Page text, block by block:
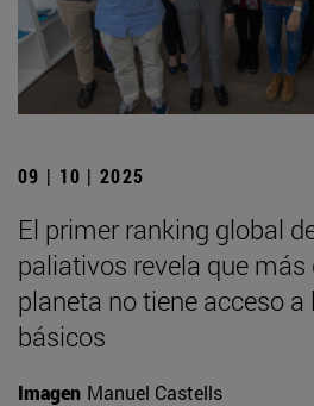
09 | 10 | 2025
El primer ranking global
paliativos revela que más
planeta no tiene acceso
básicos
Imagen Manuel Castells